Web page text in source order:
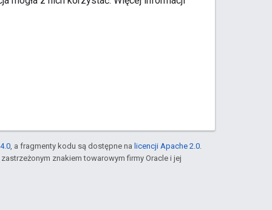
, a fragmenty kodu są dostępne na licencji Apache 2.0
znakiem towarowym firmy Oracle i jej